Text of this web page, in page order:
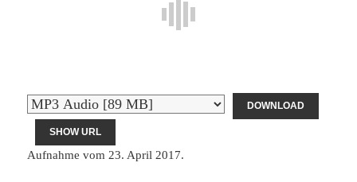
DOWNLOAD
SHOW URL
Aufnahme vom 23. April 2017.